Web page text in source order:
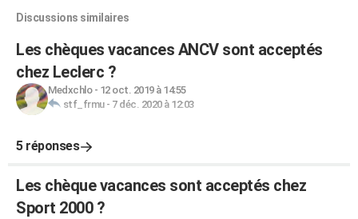
Discussions similaires
Les chèques vacances ANCV sont acceptés
chez Leclerc ?
Medxchlo- 12 oct. 2019 à 14:55
stf_frmu- 7 déc. 2020 à 12:03
5 réponses
Les chèque vacances sont acceptés chez
Sport 2000 ?